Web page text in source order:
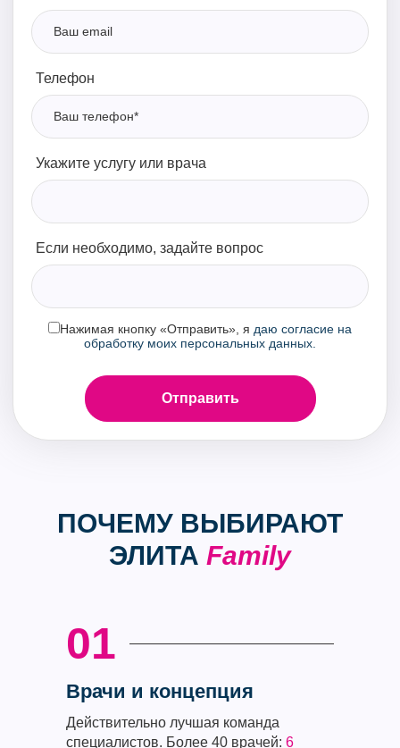
Телефон
Укажите услугу или врача
Если необходимо, задайте вопрос
Нажимая кнопку «Отправить», я даю согласие на
обработку моих персональных данных.
ПОЧЕМУ ВЫБИРАЮТ
ЭЛИТА Family
01
Врачи и концепция
Действительно лучшая команда
специалистов. Более 40 врачей: 6